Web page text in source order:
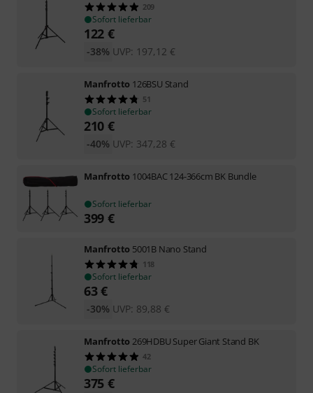
209
Sofort lieferbar
122 €
UVP: 197,12 €
-38%
Manfrotto 126BSU Stand
51
Sofort lieferbar
210 €
UVP: 347,28 €
-40%
Manfrotto 1004BAC 124-366cm BK Bundle
Sofort lieferbar
399 €
Manfrotto 5001B Nano Stand
118
Sofort lieferbar
63€
UVP: 89,88 €
-30%
Manfrotto 269HDBU Super Giant Stand BK
42
Sofort lieferbar
375 €